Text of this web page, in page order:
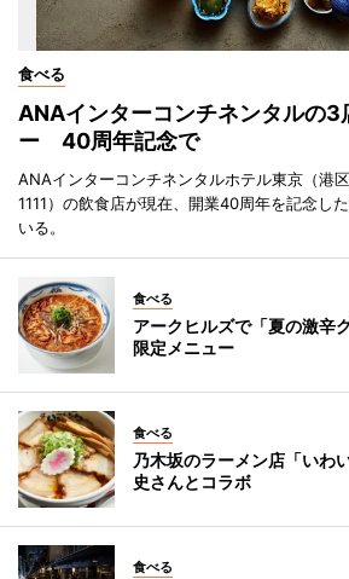
食べる
ANAインターコンチネンタルの3
ー 40周年記念で
ANAインターコンチネンタルホテル東京（港
1111）の飲食店が現在、開業40周年を記念し
いる。
食べる
アークヒルズで「夏の激
限定メニュー
食べる
乃木坂のラーメン店「い
史さんとコラボ
食べる